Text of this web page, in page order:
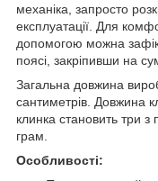
механіка, запросто
експлуатації. Для
допомогою можна
поясі, закріпивши на
Загальна довжина
сантиметрів. Довжина
клинка становить три
грам.
Особливості: